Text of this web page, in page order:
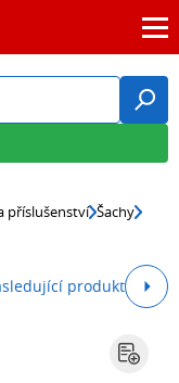
příslušenství Šachy
produkt